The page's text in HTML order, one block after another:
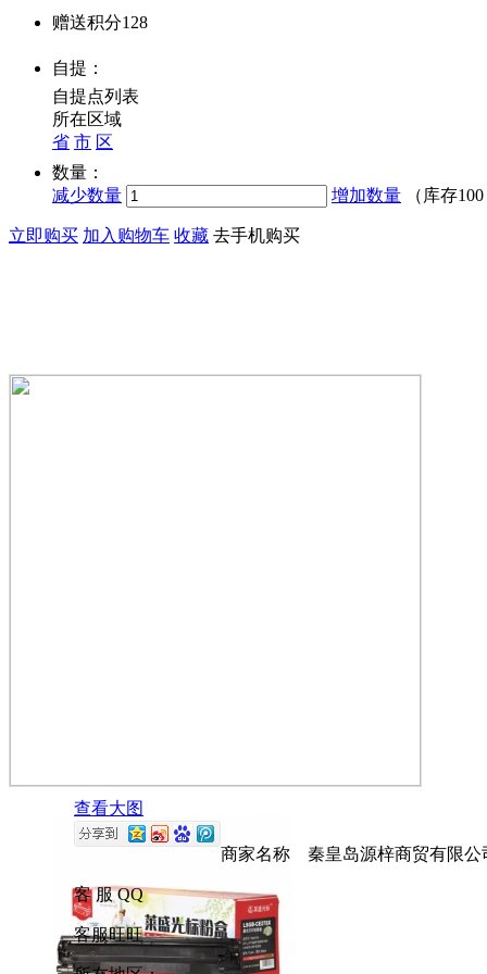
赠送积分128
自提：
自提点列表
所在区域
省 市 区
数量：
减少数量
增加数量 （库存100
立即购买 加入购物车 收藏 去手机购买
查看大图
商家名称 秦皇岛源梓商贸有限公
客 服 QQ
客服旺旺